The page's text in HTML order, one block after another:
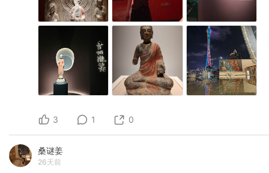
3 1 0
桑谜姜
26天前